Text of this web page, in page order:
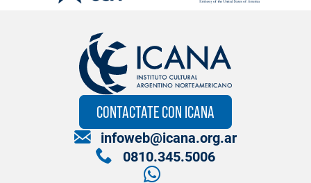
CONTACTATE CON ICANA
infoweb@icana.org.ar
0810.345.5006